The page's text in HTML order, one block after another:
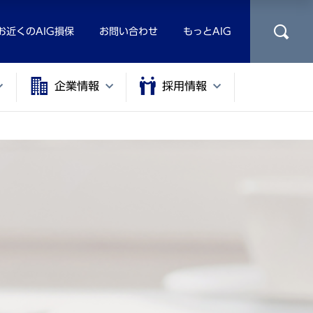
近くのAIG損保 お問い合わせ もっとAIG
企業情報 採用情報